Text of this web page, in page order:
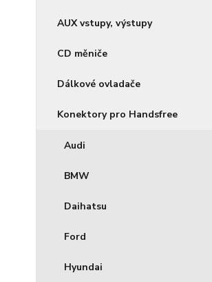
AUX vstupy, výstupy
CD měniče
Dálkové ovladače
Konektory pro Handsfree
Audi
BMW
Daihatsu
Ford
Hyundai